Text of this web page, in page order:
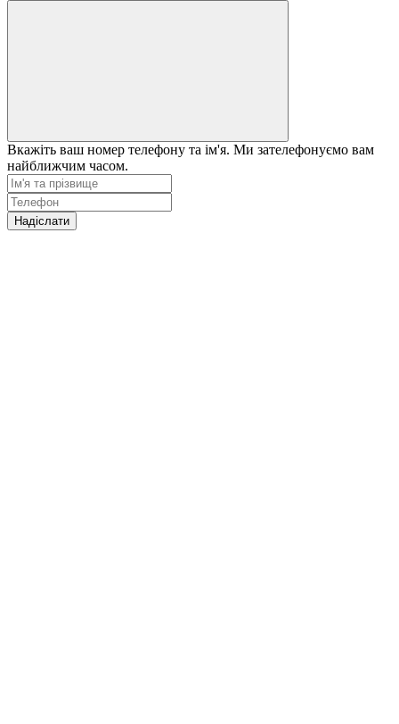
Вкажіть ваш номер телефону та ім'я. Ми зателефонуємо вам
найближчим часом.
Надіслати